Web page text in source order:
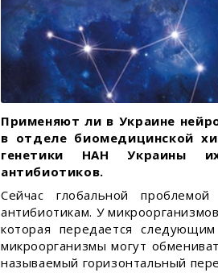
Применяют ли в Украине
в отделе биомедицинской
генетики НАН Украины
антибиотиков.
Сейчас глобальной проблемой
антибиотикам. У
которая передается
микроорганизмы могут
называемый горизонтальный